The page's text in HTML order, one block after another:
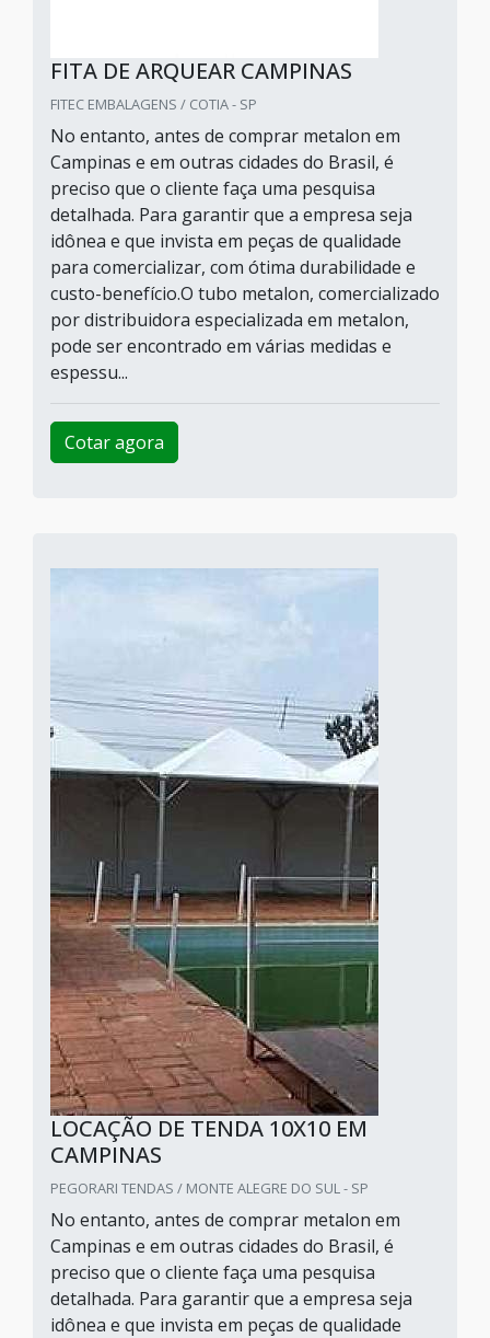
FITA DE ARQUEAR CAMPINAS
FITEC EMBALAGENS / COTIA - SP
No entanto, antes de comprar metalon em
Campinas e em outras cidades do Brasil, é
preciso que o cliente faça uma pesquisa
detalhada. Para garantir que a empresa seja
idônea e que invista em peças de qualidade
para comercializar, com ótima durabilidade e
custo-benefício.O tubo metalon, comercializado
por distribuidora especializada em metalon,
pode ser encontrado em várias medidas e
espessu...
Cotar agora
LOCAÇÃO DE TENDA 10X10 EM
CAMPINAS
PEGORARI TENDAS / MONTE ALEGRE DO SUL - SP
No entanto, antes de comprar metalon em
Campinas e em outras cidades do Brasil, é
preciso que o cliente faça uma pesquisa
detalhada. Para garantir que a empresa seja
idônea e que invista em peças de qualidade